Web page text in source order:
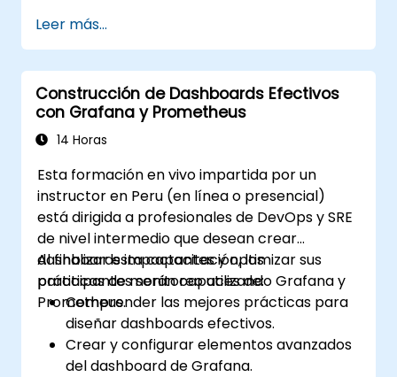
nube.
Configurar Grafana para visualizar
métricas de servicios en la nube.
Aprovechar herramientas e
integraciones nativas de la nube para
garantizar la escalabilidad del monitoreo.
Leer más...
Construcción de Dashboards Efectivos
con Grafana y Prometheus
14 Horas
Esta formación en vivo impartida por un
instructor en Peru (en línea o presencial)
está dirigida a profesionales de DevOps y SRE
de nivel intermedio que desean crear
dashboards impactantes y optimizar sus
prácticas de monitoreo utilizando Grafana y
Prometheus.
Al finalizar esta capacitación, los
participantes serán capaces de:
Comprender las mejores prácticas para
diseñar dashboards efectivos.
Crear y configurar elementos avanzados
del dashboard de Grafana.